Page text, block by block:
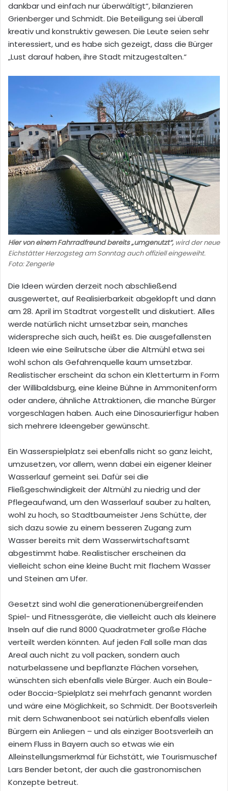
dankbar und einfach nur überwältigt“, bilanzieren
Grienberger und Schmidt. Die Beteiligung sei überall
kreativ und konstruktiv gewesen. Die Leute seien sehr
interessiert, und es habe sich gezeigt, dass die Bürger
„Lust darauf haben, ihre Stadt mitzugestalten.“
Hier von einem Fahrradfreund bereits „umgenutzt“, wird der neue
Eichstätter Herzogsteg am Sonntag auch offiziell eingeweiht.
Foto: Zengerle
Die Ideen würden derzeit noch abschließend
ausgewertet, auf Realisierbarkeit abgeklopft und dann
am 28. April im Stadtrat vorgestellt und diskutiert. Alles
werde natürlich nicht umsetzbar sein, manches
widerspreche sich auch, heißt es. Die ausgefallensten
Ideen wie eine Seilrutsche über die Altmühl etwa sei
wohl schon als Gefahrenquelle kaum umsetzbar.
Realistischer erscheint da schon ein Kletterturm in Form
der Willibaldsburg, eine kleine Bühne in Ammonitenform
oder andere, ähnliche Attraktionen, die manche Bürger
vorgeschlagen haben. Auch eine Dinosaurierfigur haben
sich mehrere Ideengeber gewünscht.
Ein Wasserspielplatz sei ebenfalls nicht so ganz leicht,
umzusetzen, vor allem, wenn dabei ein eigener kleiner
Wasserlauf gemeint sei. Dafür sei die
Fließgeschwindigkeit der Altmühl zu niedrig und der
Pflegeaufwand, um den Wasserlauf sauber zu halten,
wohl zu hoch, so Stadtbaumeister Jens Schütte, der
sich dazu sowie zu einem besseren Zugang zum
Wasser bereits mit dem Wasserwirtschaftsamt
abgestimmt habe. Realistischer erscheinen da
vielleicht schon eine kleine Bucht mit flachem Wasser
und Steinen am Ufer.
Gesetzt sind wohl die generationenübergreifenden
Spiel- und Fitnessgeräte, die vielleicht auch als kleinere
Inseln auf die rund 8000 Quadratmeter große Fläche
verteilt werden könnten. Auf jeden Fall solle man das
Areal auch nicht zu voll packen, sondern auch
naturbelassene und bepflanzte Flächen vorsehen,
wünschten sich ebenfalls viele Bürger. Auch ein Boule-
oder Boccia-Spielplatz sei mehrfach genannt worden
und wäre eine Möglichkeit, so Schmidt. Der Bootsverleih
mit dem Schwanenboot sei natürlich ebenfalls vielen
Bürgern ein Anliegen – und als einziger Bootsverleih an
einem Fluss in Bayern auch so etwas wie ein
Alleinstellungsmerkmal für Eichstätt, wie Tourismuschef
Lars Bender betont, der auch die gastronomischen
Konzepte betreut.